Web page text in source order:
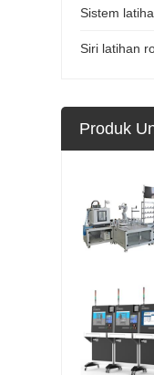
Sistem
Siri latihan
Produk